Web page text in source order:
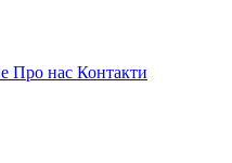
Про нас Контакти